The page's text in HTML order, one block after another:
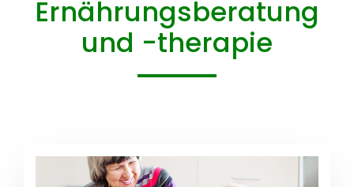
Ernährungsberatung
und -therapie